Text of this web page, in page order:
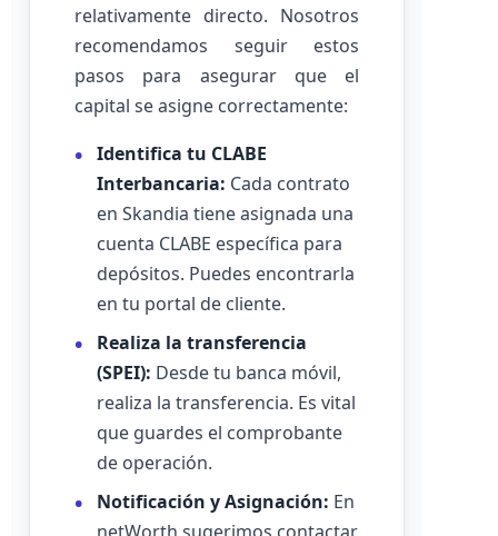
relativamente directo. Nosotros
recomendamos seguir estos
pasos para asegurar que el
capital se asigne correctamente:
Identifica tu CLABE
Interbancaria: Cada contrato
en Skandia tiene asignada una
cuenta CLABE específica para
depósitos. Puedes encontrarla
en tu portal de cliente.
Realiza la transferencia
(SPEI): Desde tu banca móvil,
realiza la transferencia. Es vital
que guardes el comprobante
de operación.
Notificación y Asignación: En